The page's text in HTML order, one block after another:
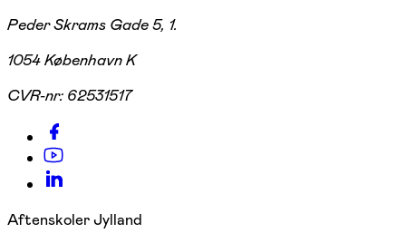
Peder Skrams Gade 5, 1.
1054 København K
CVR-nr: 62531517
Aftenskoler Jylland